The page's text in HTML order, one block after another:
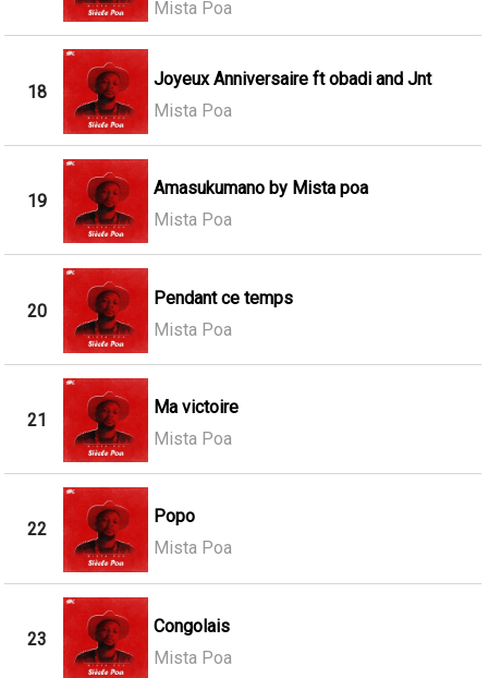
Mista Poa
18
Joyeux Anniversaire ft obadi and Jnt
Mista Poa
19
Amasukumano by Mista poa
Mista Poa
20
Pendant ce temps
Mista Poa
21
Ma victoire
Mista Poa
22
Popo
Mista Poa
23
Congolais
Mista Poa